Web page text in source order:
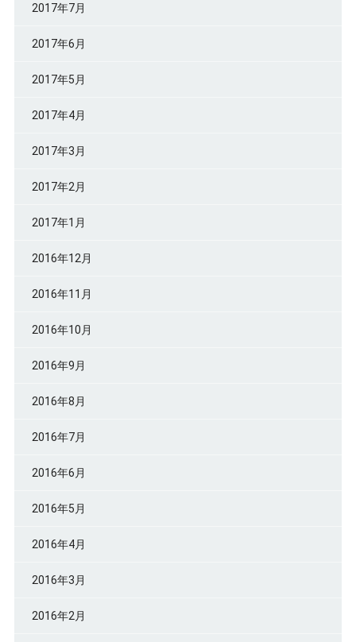
2017年7月
2017年6月
2017年5月
2017年4月
2017年3月
2017年2月
2017年1月
2016年12月
2016年11月
2016年10月
2016年9月
2016年8月
2016年7月
2016年6月
2016年5月
2016年4月
2016年3月
2016年2月